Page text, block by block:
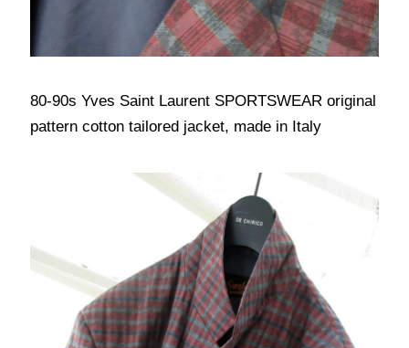
80-90s Yves Saint Laurent SPORTSWEAR original
pattern cotton tailored jacket, made in Italy